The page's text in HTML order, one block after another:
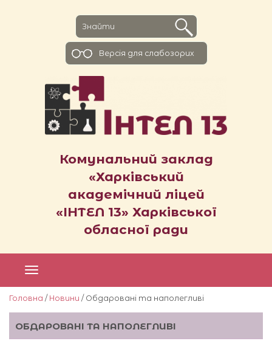
Комунальний заклад
«Харківський
академічний ліцей
«ІНТЕЛ 13» Харківської
обласної ради
Версiя для слабозорих
Головна / Новини / Обдаровані та наполегливі
ОБДАРОВАНІ ТА НАПОЛЕГЛИВІ